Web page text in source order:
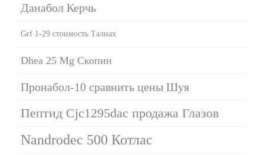
Данабол Керчь
Grf 1-29 стоимость Талнах
Dhea 25 Mg Скопин
Пронабол-10 сравнить цены Шуя
Пептид Cjc1295dac продажа Глазов
Nandrodec 500 Котлас